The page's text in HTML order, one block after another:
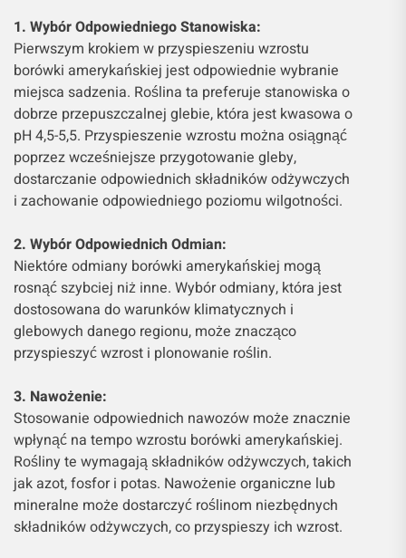
1. Wybór Odpowiedniego Stanowiska:
Pierwszym krokiem w przyspieszeniu wzrostu
borówki amerykańskiej jest odpowiednie wybranie
miejsca sadzenia. Roślina ta preferuje stanowiska o
dobrze przepuszczalnej glebie, która jest kwasowa o
pH 4,5-5,5. Przyspieszenie wzrostu można osiągnąć
poprzez wcześniejsze przygotowanie gleby,
dostarczanie odpowiednich składników odżywczych
i zachowanie odpowiedniego poziomu wilgotności.
2. Wybór Odpowiednich Odmian:
Niektóre odmiany borówki amerykańskiej mogą
rosnąć szybciej niż inne. Wybór odmiany, która jest
dostosowana do warunków klimatycznych i
glebowych danego regionu, może znacząco
przyspieszyć wzrost i plonowanie roślin.
3. Nawożenie:
Stosowanie odpowiednich nawozów może znacznie
wpłynąć na tempo wzrostu borówki amerykańskiej.
Rośliny te wymagają składników odżywczych, takich
jak azot, fosfor i potas. Nawożenie organiczne lub
mineralne może dostarczyć roślinom niezbędnych
składników odżywczych, co przyspieszy ich wzrost.